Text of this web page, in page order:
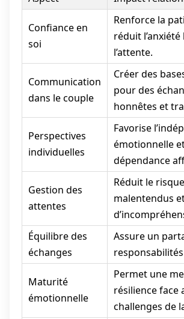
Confiance en
soi
Renforce la
réduit l’anxiété
l’attente.
Communication
dans le couple
Créer des
pour des
honnêtes et
Perspectives
individuelles
Favorise
émotionnelle
dépendance
Gestion des
attentes
Réduit le
malentendus
Équilibre des
échanges
Assure un
Maturité
émotionnelle
Permet une
résilience face
challenges de